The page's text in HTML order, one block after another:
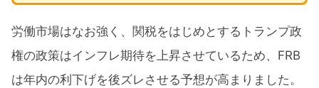
労働市場はなお強く、関税をはじめとするトランプ政
権の政策はインフレ期待を上昇させているため、FRB
は年内の利下げを後ズレさせる予想が高まりました。